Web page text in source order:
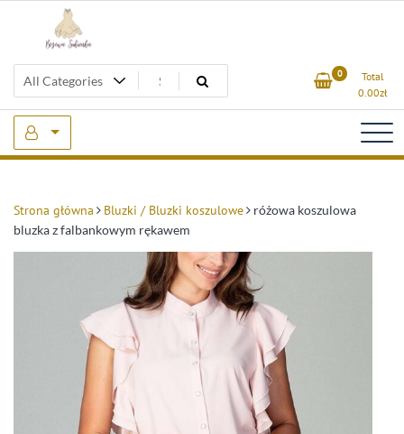
Beżowa Sukienka 0
Total
0.00zł
Strona główna Bluzki / Bluzki koszulowe
różowa koszulowa
bluzka z falbankowym rękawem